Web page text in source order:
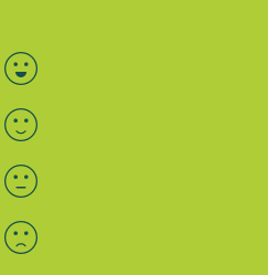
Bewertung auswählen